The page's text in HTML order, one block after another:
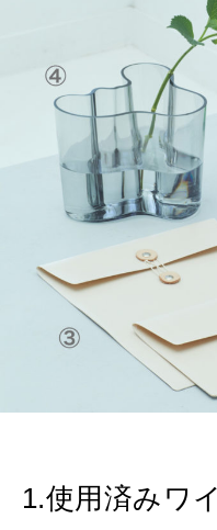
2026年7月号「鎌倉 ロー
2026年6月号「大銀座 ト
2026年5月号「“
2026年4月号「未
2026年3月号
2026年2月号「
2026年1月
MAGAZINE
1.使用済みワ